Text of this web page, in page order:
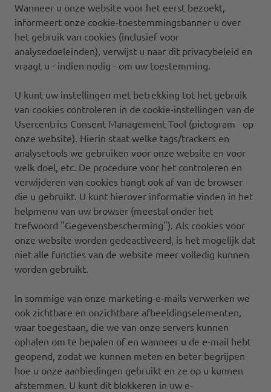
Wanneer u onze website voor het eerst bezoekt,
informeert onze cookie-toestemmingsbanner u over
het gebruik van cookies (inclusief voor
analysedoeleinden), verwijst u naar dit privacybeleid en
vraagt u - indien nodig - om uw toestemming.
U kunt uw instellingen met betrekking tot het gebruik
van cookies controleren in de cookie-instellingen van de
Usercentrics Consent Management Tool (pictogram op
onze website). Hierin staat welke tags/trackers en
analysetools we gebruiken voor onze website en voor
welk doel, etc. De procedure voor het controleren en
verwijderen van cookies hangt ook af van de browser
die u gebruikt. U kunt hierover informatie vinden in het
helpmenu van uw browser (meestal onder het
trefwoord "Gegevensbescherming"). Als cookies voor
onze website worden gedeactiveerd, is het mogelijk dat
niet alle functies van de website meer volledig kunnen
worden gebruikt.
In sommige van onze marketing-e-mails verwerken we
ook zichtbare en onzichtbare afbeeldingselementen,
waar toegestaan, die we van onze servers kunnen
ophalen om te bepalen of en wanneer u de e-mail hebt
geopend, zodat we kunnen meten en beter begrijpen
hoe u onze aanbiedingen gebruikt en ze op u kunnen
afstemmen. U kunt dit blokkeren in uw e-